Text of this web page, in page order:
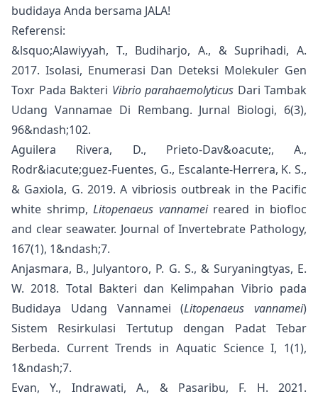
budidaya Anda bersama JALA!
Referensi:
&lsquo;Alawiyyah, T., Budiharjo, A., & Suprihadi, A.
2017. Isolasi, Enumerasi Dan Deteksi Molekuler Gen
Toxr Pada Bakteri Vibrio parahaemolyticus Dari Tambak
Udang Vannamae Di Rembang. Jurnal Biologi, 6(3),
96&ndash;102.
Aguilera Rivera, D., Prieto-Dav&oacute;, A.,
Rodr&iacute;guez-Fuentes, G., Escalante-Herrera, K. S.,
& Gaxiola, G. 2019. A vibriosis outbreak in the Pacific
white shrimp, Litopenaeus vannameireared in biofloc
and clear seawater. Journal of Invertebrate Pathology,
167(1), 1&ndash;7.
Anjasmara, B., Julyantoro, P. G. S., & Suryaningtyas, E.
W. 2018. Total Bakteri dan Kelimpahan Vibrio pada
Budidaya Udang Vannamei (Litopenaeus vannamei)
Sistem Resirkulasi Tertutup dengan Padat Tebar
Berbeda. Current Trends in Aquatic Science I, 1(1),
1&ndash;7.
Evan, Y., Indrawati, A., & Pasaribu, F. H. 2021.